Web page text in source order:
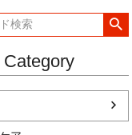
Category